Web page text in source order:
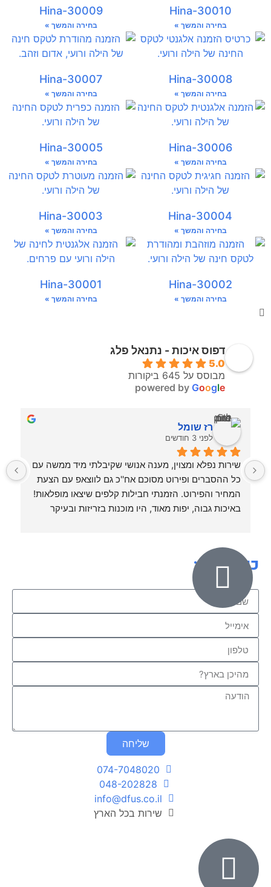
Hina-30010
בחירה והמשך »
Hina-30009
בחירה והמשך »
Hina-30008
בחירה והמשך »
Hina-30007
בחירה והמשך »
Hina-30006
בחירה והמשך »
Hina-30005
בחירה והמשך »
Hina-30004
בחירה והמשך »
Hina-30003
בחירה והמשך »
Hina-30002
בחירה והמשך »
Hina-30001
בחירה והמשך »
דפוס איכות - נתנאל פלג
5.0
מבוסס על 645 ביקורות
powered byGoogl
רז שומל
לפני 3 חודשים
שירות נפלא ומצוין, מענה אנושי שקיבלתי מיד ממשה עם
כל ההסברים ופירוט מסוכם אח''כ גם לווצאפ עם הצעת
המחיר והפירוט. הזמנתי חבילות קלפים שיצאו מופלאות!
באיכות גבוה, יפות מאוד, היו מוכנות בזריזות ובעיקר
כיתבו לנו:
שליחה
074-7048020
048-202828
info@dfus.co.il
שירות בכל הארץ